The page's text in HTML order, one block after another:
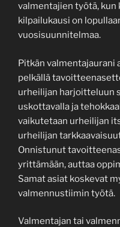
valmentajien työtä, kun
kilpailukausi on
vuosisuunnitelmaa.
Pitkän valmentajaurani
pelkällä
urheilijan harjoitteluun
uskottavalla ja
vaikutetaan urheilijan
urheilijan
Onnistunut
yrittämään, auttaa
Samat asiat koskevat
valmennustiimin työtä.
Valmentajan tai